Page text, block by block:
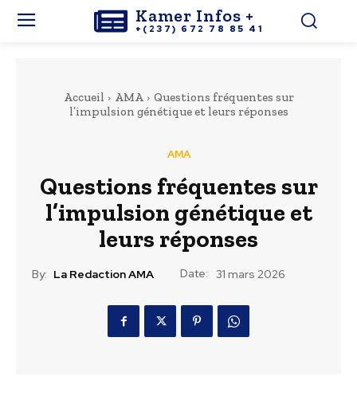
Kamer Infos +
+(237) 672 78 85 41
Accueil AMA
Questions fréquentes sur
l’impulsion génétique et leurs réponses
AMA
Questions fréquentes sur
l’impulsion génétique et
leurs réponses
By: La Redaction AMA Date: 31 mars 2026